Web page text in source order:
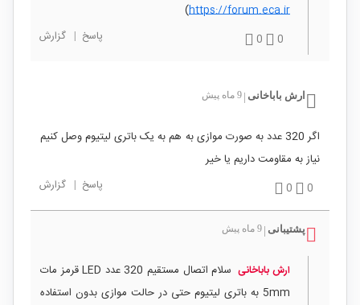
https://forum.eca.ir
)
0
0 پاسخ | گزارش
ارش باباخانی 9 ماه پیش
اگر 320 عدد به صورت موازی به هم به یک باتری لیتیوم وصل کنیم
نیاز به مقاومت داریم یا خیر
0
0 پاسخ | گزارش
پشتیبانی 9 ماه پیش
ارش باباخانی
سلام اتصال مستقیم 320 عدد LED قرمز مات
5mm به باتری لیتیوم حتی در حالت موازی بدون استفاده